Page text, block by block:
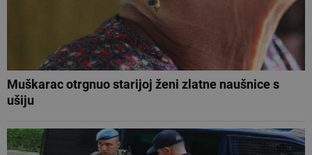
Muškarac otrgnuo starijoj ženi zlatne naušnice s
ušiju